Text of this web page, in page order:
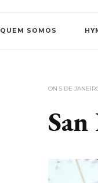
QUEM SOMOS
ON 5 DE